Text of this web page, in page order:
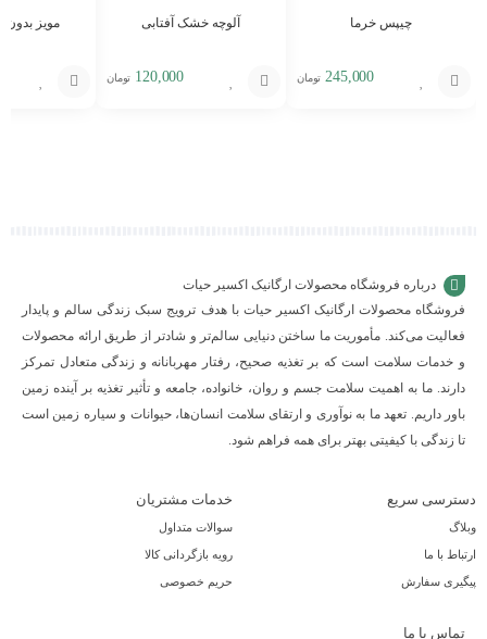
چیپس خرما
245,000 تومان
آلوچه خشک آفتابی
120,000 تومان
مویز بدون
درباره فروشگاه محصولات ارگانیک اکسیر حیات
فروشگاه محصولات ارگانیک اکسیر حیات با هدف ترویج سبک زندگی سالم و پایدار
فعالیت می‌کند. مأموریت ما ساختن دنیایی سالم‌تر و شادتر از طریق ارائه محصولات
و خدمات سلامت است که بر تغذیه صحیح، رفتار مهربانانه و زندگی متعادل تمرکز
دارند. ما به اهمیت سلامت جسم و روان، خانواده، جامعه و تأثیر تغذیه بر آینده زمین
باور داریم. تعهد ما به نوآوری و ارتقای سلامت انسان‌ها، حیوانات و سیاره زمین است
تا زندگی با کیفیتی بهتر برای همه فراهم شود.
دسترسی سریع
وبلاگ
ارتباط با ما
پیگیری سفارش
خدمات مشتریان
سوالات متداول
رویه بازگردانی کالا
حریم خصوصی
تماس با ما